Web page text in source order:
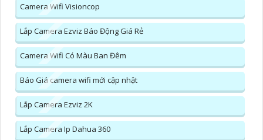
Camera Wifi Visioncop
Lắp Camera Ezviz Báo Động Giá Rẻ
Camera Wifi Có Màu Ban Đêm
Báo Giá camera wifi mới cập nhật
Lắp Camera Ezviz 2K
Lắp Camera Ip Dahua 360